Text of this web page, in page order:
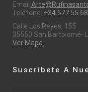
Email:
Teléfono: +34 677 55
Calle Los Reyes, 155
35550 San Bartolomé-
Ver Mapa
Suscríbete A